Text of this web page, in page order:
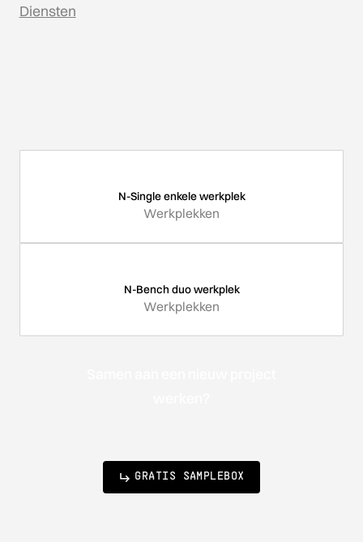
Diensten
N-Single enkele werkplek
Werkplekken
N-Bench duo werkplek
Werkplekken
GRATIS SAMPLEBOX